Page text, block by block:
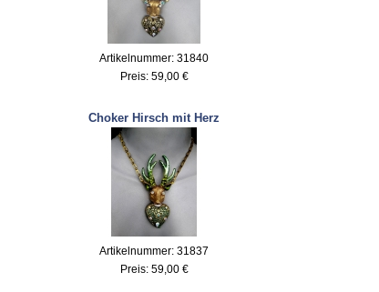
Artikelnummer: 31840
Preis: 59,00 €
Choker Hirsch mit Herz
Artikelnummer: 31837
Preis: 59,00 €